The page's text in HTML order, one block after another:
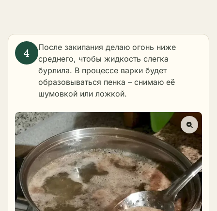
После закипания делаю огонь ниже
среднего, чтобы жидкость слегка
бурлила. В процессе варки будет
образовываться пенка – снимаю её
шумовкой или ложкой.